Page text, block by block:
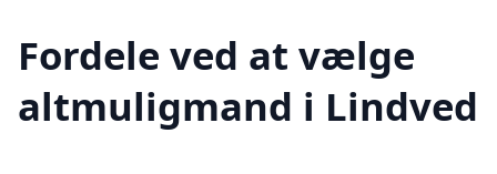
Fordele ved at vælge
altmuligmand i Lindved